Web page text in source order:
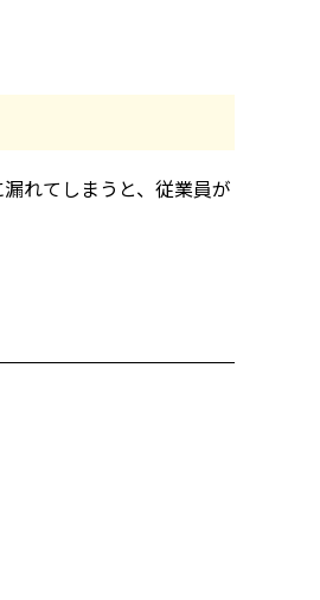
れてしまうと、従業員が